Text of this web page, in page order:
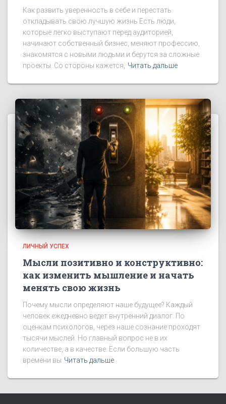
Как развить уверенность в себе и перестать
откладывать свою лучшую жизнь Есть люди,
которые легко выступают перед аудиторией,
начинают собственный бизнес, меняют профессию,
знакомятся с новыми людьми и берутся за сложные
проекты. Со стороны кажется, Читать дальше
ЛИЧНЫЙ УСПЕХ
Мысли позитивно и конструктивно:
как изменить мышление и начать
менять свою жизнь
Почему мысли определяют наше будущее? Каждый
человек ежедневно ведет внутренний диалог. По
оценкам психологов, через наше сознание проходят
тысячи мыслей. Но главный вопрос не в их
количестве, а в качестве. Если большую часть
времени вы Читать дальше